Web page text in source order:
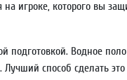
игроке, которого вы
подготовкой. Водное
способ сделать